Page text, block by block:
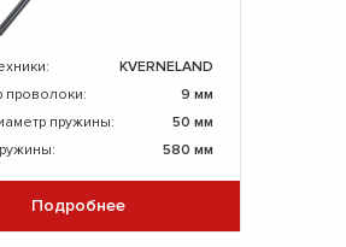
KVERNELAND
проволоки:
9 мм
пружины:
50 мм
580 мм
Подробнее